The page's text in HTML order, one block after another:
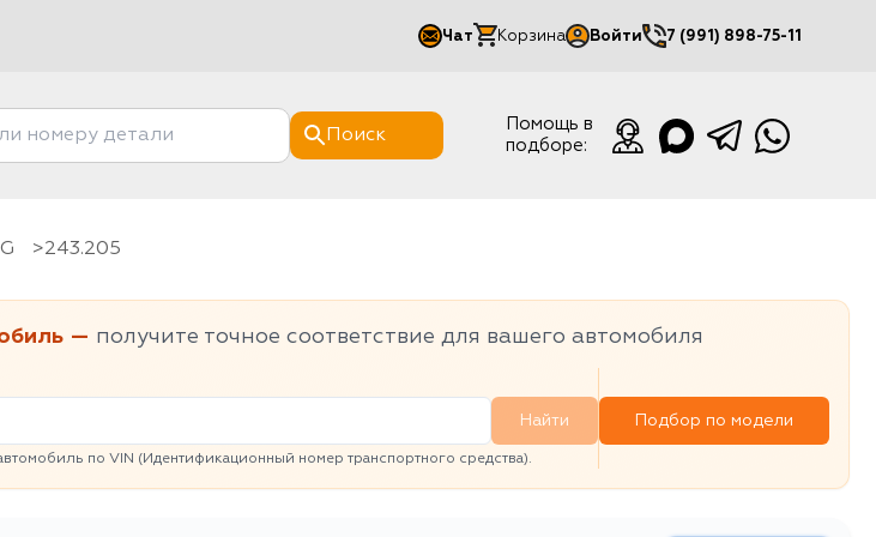
Чат Корзина Войти
Мой кабинет
7 (991) 898-75-11
Поиск
Помощь в
подборе:
243.205
— получите точное соответствие для вашего автомобиля
Найти
по VIN (Идентификационный номер транспортного средства).
Подбор по модели